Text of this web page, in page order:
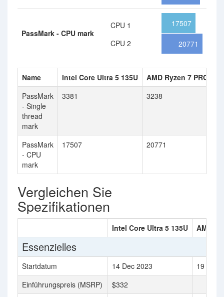
PassMark - CPU mark
CPU 1
CPU 2
17507
20771
Name Intel Core Ultra 5 135U
AMD Ryzen 7 PRO
PassMark
- Single
thread
mark
3381 3238
PassMark
- CPU
mark
17507 20771
Vergleichen Sie
Spezifikationen
Intel Core Ultra 5 135U AMD
Essenzielles
Startdatum 14 Dec 2023
19 Apr
Einführungspreis (MSRP)
$332